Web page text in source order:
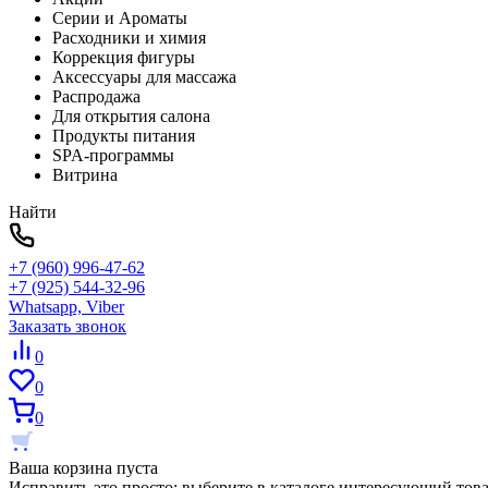
Серии и Ароматы
Расходники и химия
Коррекция фигуры
Аксессуары для массажа
Распродажа
Для открытия салона
Продукты питания
SPA-программы
Витрина
Найти
+7 (960) 996-47-62
+7 (925) 544-32-96
Whatsapp, Viber
Заказать звонок
0
0
0
Ваша корзина пуста